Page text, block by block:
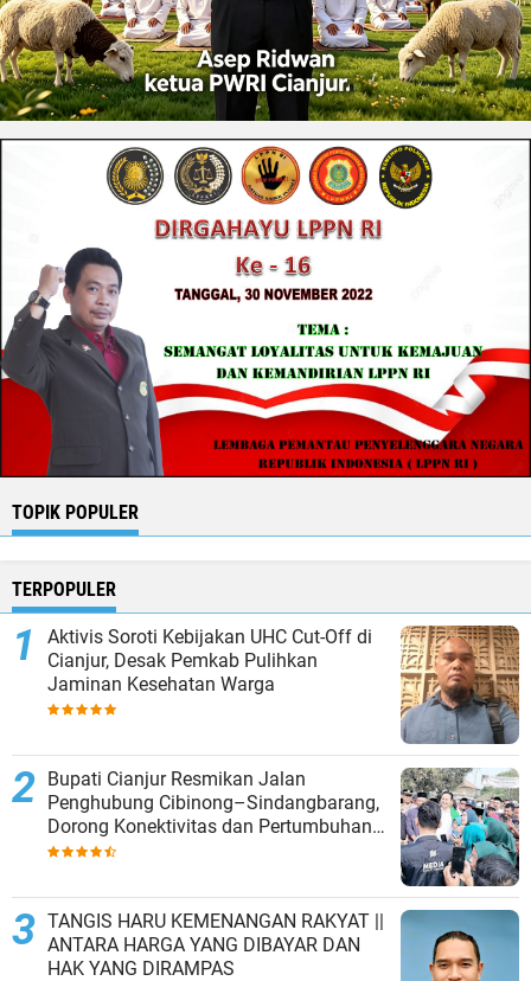
TOPIK POPULER
TERPOPULER
Aktivis Soroti Kebijakan UHC Cut-Off di
Cianjur, Desak Pemkab Pulihkan
Jaminan Kesehatan Warga
Bupati Cianjur Resmikan Jalan
Penghubung Cibinong–Sindangbarang,
Dorong Konektivitas dan Pertumbuhan
Ekonomi Cianjur Selatan
TANGIS HARU KEMENANGAN RAKYAT ||
ANTARA HARGA YANG DIBAYAR DAN
HAK YANG DIRAMPAS